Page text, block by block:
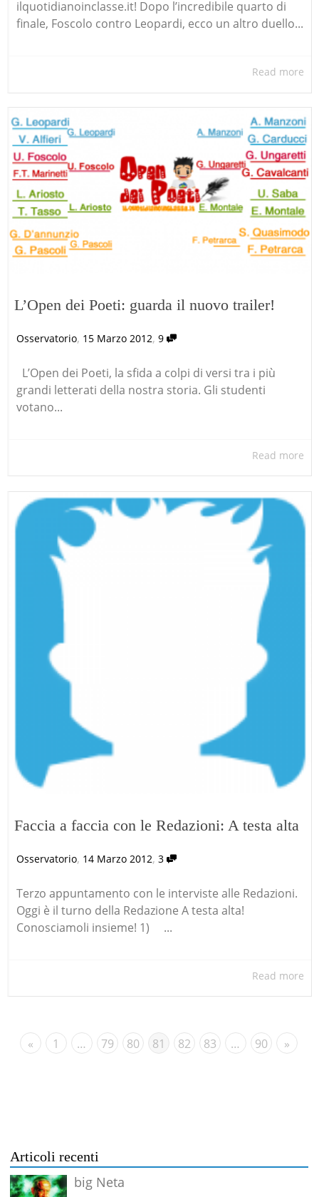
ilquotidianoinclasse.it! Dopo l’incredibile quarto di
finale, Foscolo contro Leopardi, ecco un altro duello...
Read more
L’Open dei Poeti: guarda il nuovo trailer!
Osservatorio, 15 Marzo 2012, 9
L’Open dei Poeti, la sfida a colpi di versi tra i più
grandi letterati della nostra storia. Gli studenti
votano...
Read more
Faccia a faccia con le Redazioni: A testa alta
Osservatorio, 14 Marzo 2012, 3
Terzo appuntamento con le interviste alle Redazioni.
Oggi è il turno della Redazione A testa alta!
Conosciamoli insieme! 1) ...
Read more
« 1 … 79 80 81 82 83 … 90 »
Articoli recenti
big Neta